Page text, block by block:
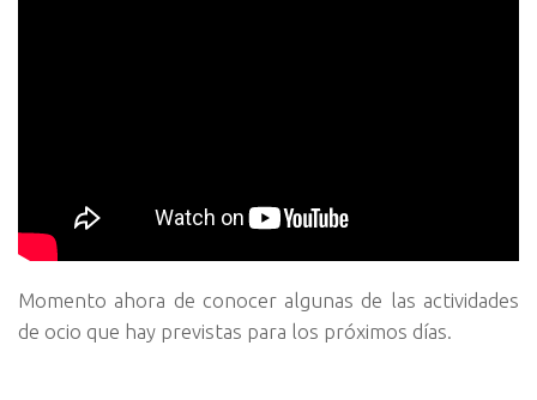
Momento ahora de conocer algunas de las actividades
de ocio que hay previstas para los próximos días.